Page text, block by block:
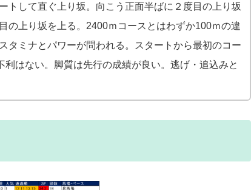
トして直ぐ上り坂。向こう正面半ばに２度目の上り坂
の上り坂を上る。2400ｍコースとはわずか100ｍの違
タミナとパワーが問われる。スタートから最初のコー
はない。脚質は先行の成績が良い。逃げ・追込みと